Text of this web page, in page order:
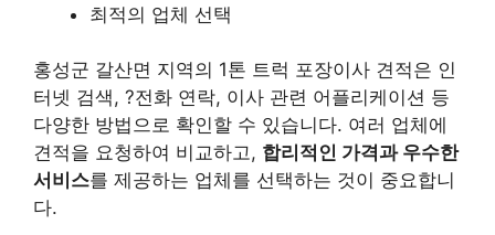
최적의 업체 선택
홍성군 갈산면 지역의 1톤 트럭 포장이사 견적은 인
터넷 검색, ?전화 연락, 이사 관련 어플리케이션 등
다양한 방법으로 확인할 수 있습니다. 여러 업체에
견적을 요청하여 비교하고, 합리적인 가격과 우수한
서비스를 제공하는 업체를 선택하는 것이 중요합니
다.